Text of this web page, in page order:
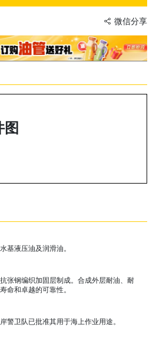
微信分享
图
基液压油及润滑油。
张钢编织加固层制成。合成外层耐油、耐
命和卓越的可靠性。
警卫队已批准其用于海上作业用途。